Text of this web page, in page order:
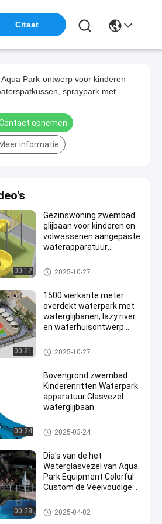
Citaat
Park-ontwerp voor kinderen
spraypark met
opnemen
Meer informatie
00:12
Gezinswoning zwembad
glijbaan voor kinderen en
volwassenen aangepaste
waterapparatuur
aanpassing
Aqua Park
2025-10-27
00:21
1500 vierkante meter
overdekt waterpark met
waterglijbanen, lazy river
en waterhuisontwerp
Aqua Park
2025-10-27
00:24
Bovengrond zwembad
Kinderenritten Waterpark
apparatuur Glasvezel
waterglijbaan
De Dia van het Zwembadwater
2025-03-24
00:28
Dia's van de het
Waterglasvezel van Aqua
Park Equipment Colorful
Custom de Veelvoudige
Zwembad/Huis
De Dia van het waterpark
2025-04-02